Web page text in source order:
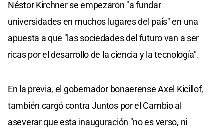
Néstor Kirchner se empezaron "a fundar
universidades en muchos lugares del país" en una
apuesta a que "las sociedades del futuro van a ser
ricas por el desarrollo de la ciencia y la tecnología".
En la previa, el gobernador bonaerense Axel Kicillof,
también cargó contra Juntos por el Cambio al
aseverar que esta inauguración "no es verso, ni